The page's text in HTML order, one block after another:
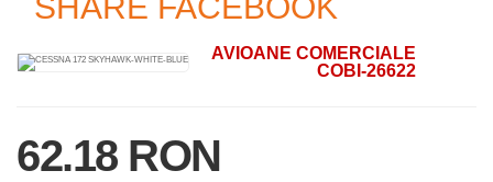
AVIOANE COMERCIALE
COBI-26622
62.18 RON